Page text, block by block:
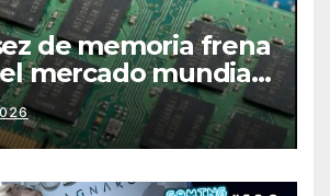
de memoria frena
mercado mundial